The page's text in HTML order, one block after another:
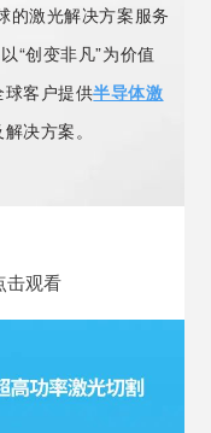
的激光解决方案服务
“创变非凡”为价值
客户提供半导体激
决方案。
击观看